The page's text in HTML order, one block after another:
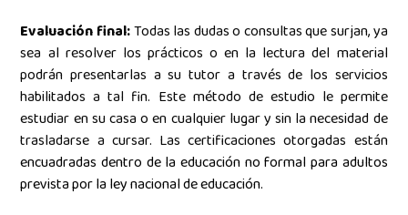
Evaluación final:Todas las dudas o consultas que surjan, ya
sea al resolver los prácticos o en la lectura del material
podrán presentarlas a su tutor a través de los servicios
habilitados a tal fin. Este método de estudio le permite
estudiar en su casa o en cualquier lugar y sin la necesidad de
trasladarse a cursar. Las certificaciones otorgadas están
encuadradas dentro de la educación no formal para adultos
prevista por la ley nacional de educación.